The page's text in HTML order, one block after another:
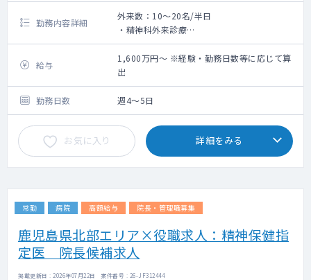
勤務内容詳細
外来数：10～20名/半日
・精神科外来診療
・病棟主治医業務
詳しい業務内容は候補医師の経験則・希望等
を考慮しながらご相談の上、決定します。
給与
1,600万円～ ※経験・勤務日数等に応じて算
出
勤務日数 週4～5日
お気に入り 詳細をみる
常勤 病院 高額給与 院長・管理職募集
鹿児島県北部エリア×役職求人：精神保健指
定医 院長候補求人
掲載更新日 : 2026年07月22日 案件番号 : 26-JF312444